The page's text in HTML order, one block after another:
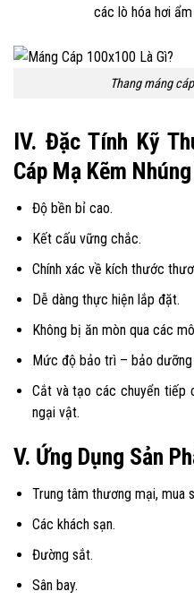
các lò hóa hơi
Thang máng
IV. Đặc Tính Kỹ
Cáp Mạ Kẽm
Độ bền bỉ cao.
Kết cấu vững chắc.
Chính xác về kích thước
Dễ dàng thực hiện lắp đặt.
Không bị ăn mòn qua các
Mức độ bảo trì – bảo dưỡng
Cắt và tạo các chuyển tiếp
ngại vật.
V. Ứng Dụng Sản
Trung tâm thương mại, mua
Các khách sạn.
Đường sắt.
Sân bay.